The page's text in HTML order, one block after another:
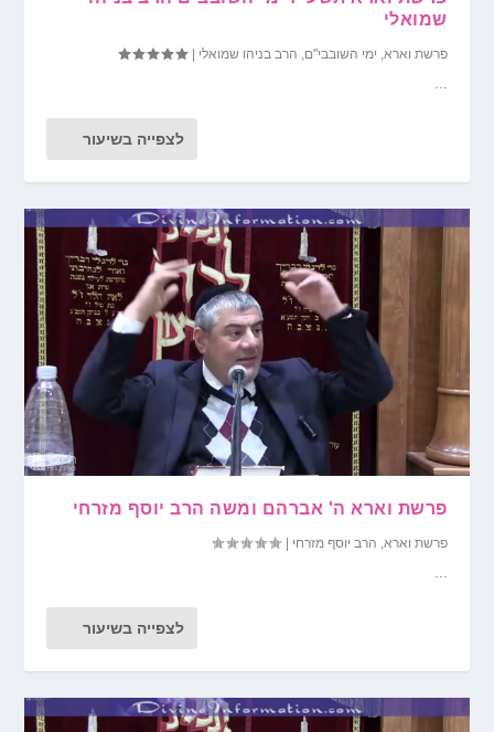
שמואלי
פרשת וארא, ימי השובבי"ם, הרב בניהו שמואלי |
...
לצפייה בשיעור
פרשת וארא ה' אברהם ומשה הרב יוסף מזרחי
פרשת וארא, הרב יוסף מזרחי |
לצפייה בשיעור